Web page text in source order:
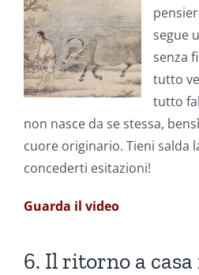
segue
senza
tutto
tutto
non nasce da se stessa,
cuore originario. Tieni salda
concederti esitazioni!
Guarda il video
6. Il ritorno a